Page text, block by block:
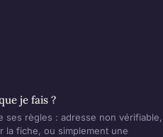
je fais ?
ses règles : adresse non vérifiable,
la fiche, ou simplement une